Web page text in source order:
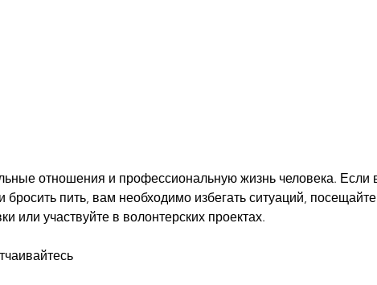
бросить пить, вам необходимо избегать ситуаций, посещайте
или участвуйте в волонтерских проектах.